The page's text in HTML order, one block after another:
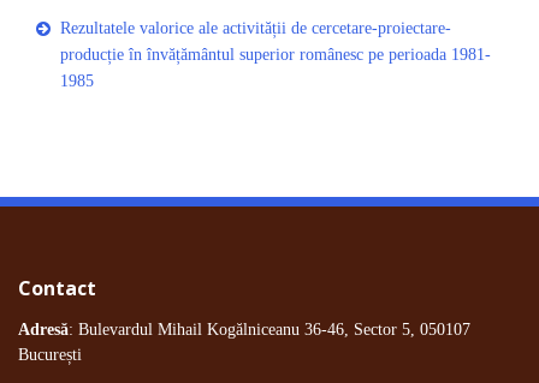
Rezultatele valorice ale activității de cercetare-proiectare-
producție în învățământul superior românesc pe perioada 1981-
1985
Contact
Adresă: Bulevardul Mihail Kogălniceanu 36-46, Sector 5, 050107
București